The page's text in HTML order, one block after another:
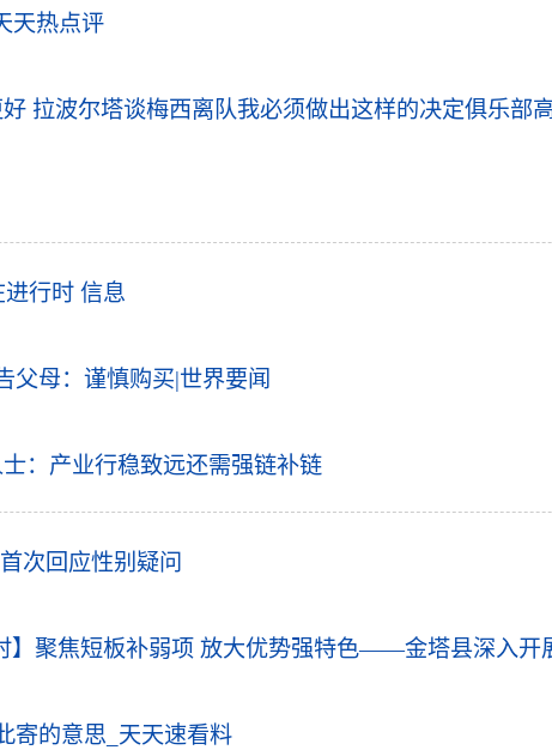
天热点评
拉波尔塔谈梅西离队我必须做出这样的决定俱乐部
行时 信息
父母：谨慎购买|世界要闻
：产业行稳致远还需强链补链
次回应性别疑问
】聚焦短板补弱项 放大优势强特色——金塔县深入开
寄的意思_天天速看料